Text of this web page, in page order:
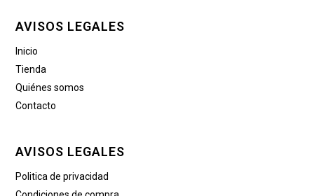
AVISOS LEGALES
Inicio
Tienda
Quiénes somos
Contacto
AVISOS LEGALES
Politica de privacidad